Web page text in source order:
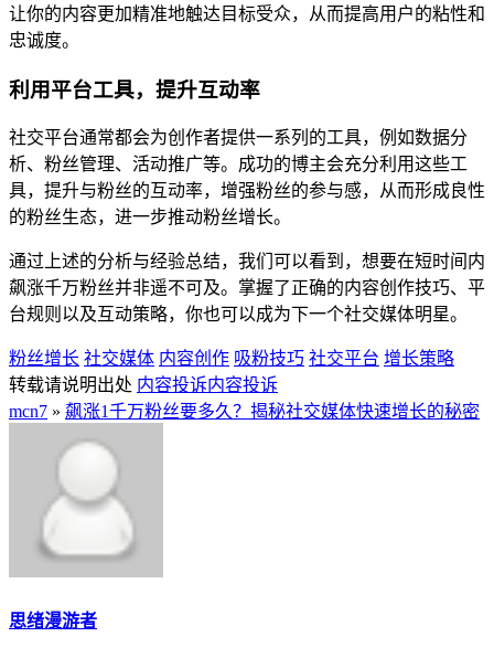
让你的内容更加精准地触达目标受众，从而提高用户的粘性和
忠诚度。
利用平台工具，提升互动率
社交平台通常都会为创作者提供一系列的工具，例如数据分
析、粉丝管理、活动推广等。成功的博主会充分利用这些工
具，提升与粉丝的互动率，增强粉丝的参与感，从而形成良性
的粉丝生态，进一步推动粉丝增长。
通过上述的分析与经验总结，我们可以看到，想要在短时间内
飙涨千万粉丝并非遥不可及。掌握了正确的内容创作技巧、平
台规则以及互动策略，你也可以成为下一个社交媒体明星。
粉丝增长 社交媒体 内容创作 吸粉技巧 社交平台 增长策略
转载请说明出处 内容投诉内容投诉
mcn7 » 飙涨1千万粉丝要多久？揭秘社交媒体快速增长的秘密
思绪漫游者